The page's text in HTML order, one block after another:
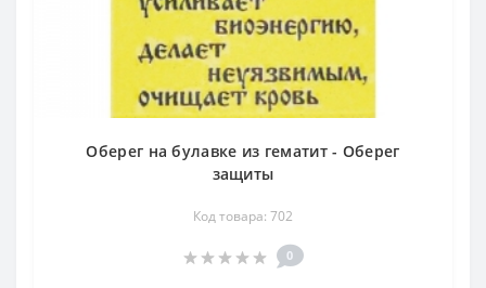
Оберег на булавке из гематит - Оберег
защиты
Код товара: 702
0